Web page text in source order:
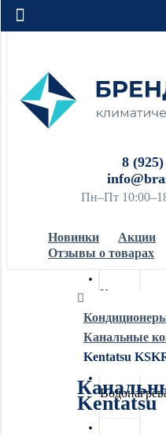
8
Пн–Пт
Новинки Акции
Отзывы о товарах
Канальные
Kentatsu
Kentatsu